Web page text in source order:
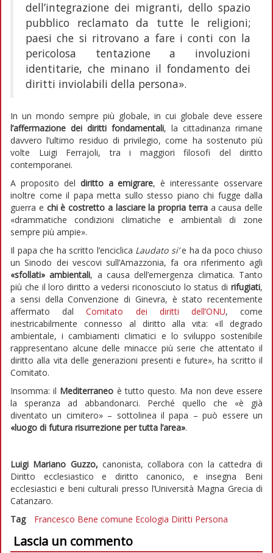
dell’integrazione dei migranti, dello spazio
pubblico reclamato da tutte le religioni;
paesi che si ritrovano a fare i conti con la
pericolosa tentazione a involuzioni
identitarie, che minano il fondamento dei
diritti inviolabili della persona».
In un mondo sempre più globale, in cui globale deve essere
l’affermazione dei diritti fondamentali, la cittadinanza rimane
davvero l’ultimo residuo di privilegio, come ha sostenuto più
volte Luigi Ferrajoli, tra i maggiori filosofi del diritto
contemporanei.
A proposito del diritto a emigrare, è interessante osservare
inoltre come il papa metta sullo stesso piano chi fugge dalla
guerra e chi è costretto a lasciare la propria terra a causa delle
«drammatiche condizioni climatiche e ambientali di zone
sempre più ampie».
Il papa che ha scritto l’enciclica Laudato si’e ha da poco chiuso
un Sinodo dei vescovi sull’Amazzonia, fa ora riferimento agli
«sfollati» ambientali, a causa dell’emergenza climatica. Tanto
più che il loro diritto a vedersi riconosciuto lo status di rifugiati,
a sensi della Convenzione di Ginevra, è stato recentemente
affermato dalComitato dei diritti dell’ONU, come
inestricabilmente connesso al diritto alla vita: «Il degrado
ambientale, i cambiamenti climatici e lo sviluppo sostenibile
rappresentano alcune delle minacce più serie che attentato il
diritto alla vita delle generazioni presenti e future», ha scritto il
Comitato.
Insomma: il Mediterraneo è tutto questo. Ma non deve essere
la speranza ad abbandonarci. Perché quello che «è già
diventato un cimitero» – sottolinea il papa – può essere un
«luogo di futura risurrezione per tutta l’area».
Luigi Mariano Guzzo, canonista, collabora con la cattedra di
Diritto ecclesiastico e diritto canonico, e insegna Beni
ecclesiastici e beni culturali presso l’Università Magna Grecia di
Catanzaro.
Tag
Francesco Bene comune Ecologia Diritti Persona
Lascia un commento